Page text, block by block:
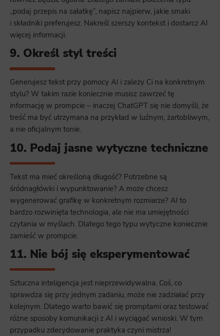
„podaj przepis na sałatkę”, napisz najpierw, jakie smaki
i składniki preferujesz. Nakreśl szerszy kontekst i dostarcz AI
więcej informacji.
9. Określ styl treści
Generujesz tekst przy pomocy AI i zależy Ci na konkretnym
stylu? W takim razie koniecznie musisz zawrzeć tę
informację w prompcie – inaczej ChatGPT się nie domyśli, że
treść ma być utrzymana na przykład w luźnym, żartobliwym,
a nie oficjalnym tonie.
10. Podaj jasne wytyczne techniczne
Tekst ma mieć określoną długość? Potrzebne są
śródnagłówki i wypunktowanie? A może chcesz
wygenerować grafikę w konkretnym rozmiarze? AI to
bardzo rozwinięta technologia, ale nie ma umiejętności
czytania w myślach. Dlatego tego typu wytyczne koniecznie
zamieść w prompcie.
11. Nie bój się eksperymentować
Sztuczna inteligencja jest nieprzewidywalna. Coś, co
sprawdza się przy jednym zadaniu, może nie zadziałać przy
kolejnym. Dlatego warto bawić się promptami oraz testować
różne sposoby komunikacji z AI i wyciągać wnioski. W tym
przypadku zdecydowanie praktyka czyni mistrza!